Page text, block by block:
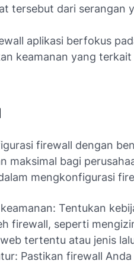
tersebut dari serangan
aplikasi berfokus
keamanan yang
firewall dengan
maksimal bagi
mengkonfigurasi
Tentukan
firewall, seperti
tertentu atau jenis
Pastikan firewall